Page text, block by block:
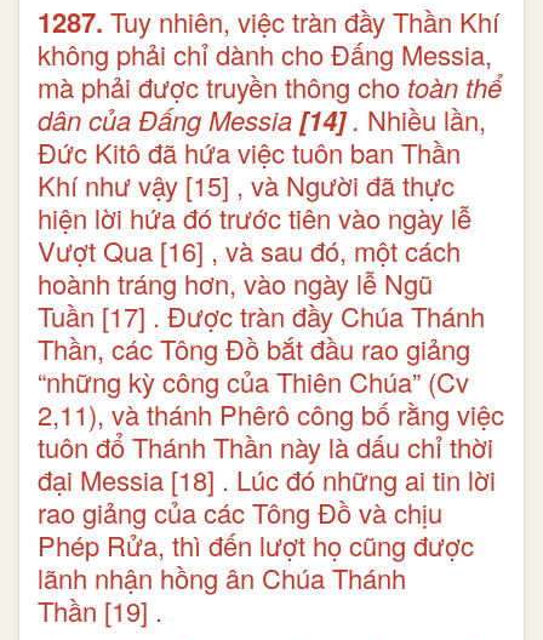
1287. Tuy nhiên, việc tràn đầy Thần Khí
không phải chỉ dành cho Đấng Messia,
mà phải được truyền thông cho toàn thể
dân của Đấng Messia[14] . Nhiều lần,
Đức Kitô đã hứa việc tuôn ban Thần
Khí như vậy [15] , và Người đã thực
hiện lời hứa đó trước tiên vào ngày lễ
Vượt Qua [16] , và sau đó, một cách
hoành tráng hơn, vào ngày lễ Ngũ
Tuần [17] . Được tràn đầy Chúa Thánh
Thần, các Tông Đồ bắt đầu rao giảng
“những kỳ công của Thiên Chúa” (Cv
2,11), và thánh Phêrô công bố rằng việc
tuôn đổ Thánh Thần này là dấu chỉ thời
đại Messia [18] . Lúc đó những ai tin lời
rao giảng của các Tông Đồ và chịu
Phép Rửa, thì đến lượt họ cũng được
lãnh nhận hồng ân Chúa Thánh
Thần [19] .